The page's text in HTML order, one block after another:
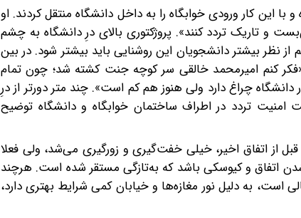
این کار ورودی خوابگاه را به داخل دانشگاه منتقل کردند. او
و تاریک تردد کنند». پروژکتوری بالای درِ دانشگاه به چشم
نظر بیشتر دانشجویان این روشنایی باید بیشتر شود. در بین
کنم امیرمحمد خالقی سر کوچه جنت کشته شد؛ چون تمام
چراغ دارد ولی هنوز هم کم است». چند متر دورتر از درِ
امنیت تردد در اطراف ساختمان خوابگاه و دانشگاه توضیح
از اتفاق اخیر، خیلی خفت‌گیری و زورگیری می‌شد، ولی فعلا
اتفاق و کیوسکی باشد که به‌تازگی مستقر شده است. هر‌چند‌
است، به‌ دلیل نور مغازه‌ها و خیابان کمی شرایط بهتری دارد،